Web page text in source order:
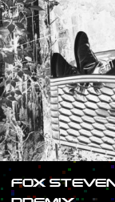
FOX